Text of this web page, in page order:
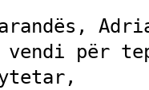
vendi për